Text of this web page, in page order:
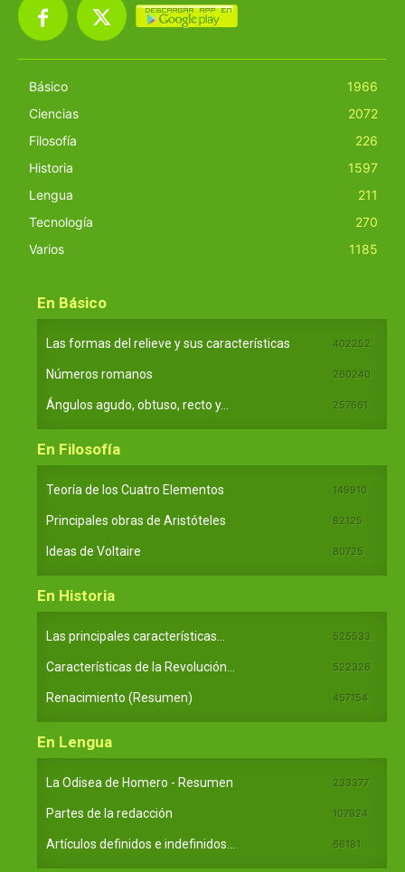
Básico
1966
Ciencias
2072
Filosofía
226
Historia
1597
Lengua
211
Tecnología
270
Varios
1185
En Básico
Las formas del relieve y sus características 402252
Números romanos 260240
Ángulos agudo, obtuso, recto y... 257661
En Filosofía
Teoría de los Cuatro Elementos 149910
Principales obras de Aristóteles 82125
Ideas de Voltaire 80725
En Historia
Las principales características... 525533
Características de la Revolución... 522326
Renacimiento (Resumen) 457154
En Lengua
La Odisea de Homero - Resumen 233377
Partes de la redacción 107924
Artículos definidos e indefinidos... 66181